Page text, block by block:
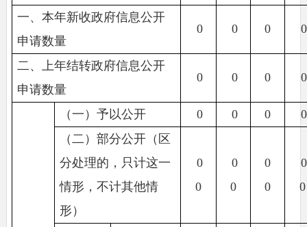
一、本年新收政府信息公开
申请数量
0 0 0 0
二、上年结转政府信息公开
申请数量
0 0 0 0
（一）予以公开 0 0 0
0
（二）部分公开（区
分处理的，只计这一
情形，不计其他情
形）
0
0
0
0
0
0
0
0